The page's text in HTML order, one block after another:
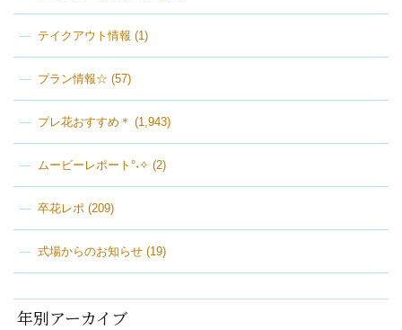
テイクアウト情報 (1)
プラン情報☆ (57)
プレ花おすすめ＊ (1,943)
ムービーレポート°˖✧ (2)
卒花レポ(209)
式場からのお知らせ(19)
年別アーカイブ